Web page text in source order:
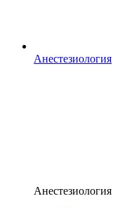
Анестезиология
Анестезиология